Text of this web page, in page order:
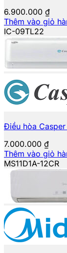
6.900.000 ₫
Thêm vào giỏ
IC-09TL22
Điều hòa
7.000.000 ₫
Thêm vào giỏ
MS11D1A-12CR